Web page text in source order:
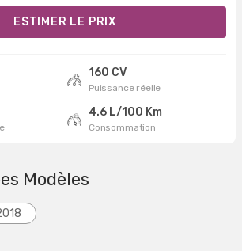
ESTIMER LE PRIX
160 CV
Puissance réelle
4.6 L/100 Km
Consommation
Modèles